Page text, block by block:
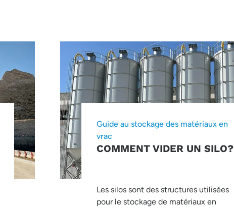
Guide au stockage des matériaux en
vrac
COMMENT VIDER UN SILO?
Les silos sont des structures utilisées
pour le stockage de matériaux en